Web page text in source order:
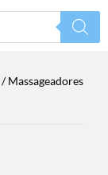
/ Massageadores